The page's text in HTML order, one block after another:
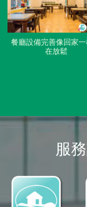
餐廳設備完善像回家一
在放鬆
服